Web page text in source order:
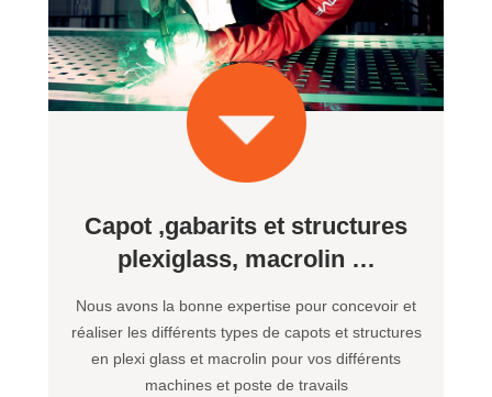
Capot ,gabarits et structures
plexiglass, macrolin …
Nous avons la bonne expertise pour concevoir et
réaliser les différents types de capots et structures
en plexi glass et macrolin pour vos différents
machines et poste de travails